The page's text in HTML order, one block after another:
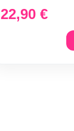
22,90 €